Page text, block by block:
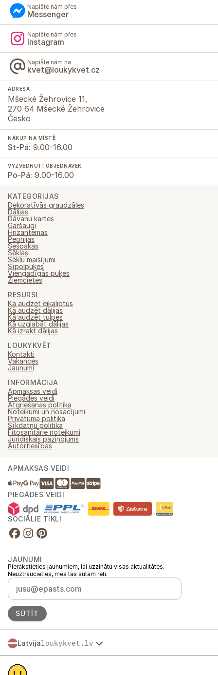
Napište nám přes
Messenger
Napište nám přes
Instagram
Napište nám na
kvet@loukykvet.cz
ADRESA
Mšecké Žehrovice 11,
270 64 Mšecké Žehrovice
Česko
NÁKUP NA MÍSTĚ
St-Pá: 9.00-16.00
VYZVEDNUTÍ OBJEDNÁVEK
Po-Pá: 9.00-16.00
KATEGORIJAS
Dekoratīvās graudzāles
Dālijas
Dāvanu kartes
Garšaugi
Hrizantēmas
Peonijas
Sešpakas
Sēklas
Sēklu maisījumi
Sīpolpuķes
Viengadīgās puķes
Ziemcietes
RESURSI
Kā audzēt eikaliptus
Kā audzēt dālijas
Kā audzēt tulpes
Kā uzglabāt dālijas
Kā izrakt dālijas
LOUKYKVĚT
Kontakti
Vakances
Jaunumi
INFORMĀCIJA
Apmaksas veidi
Piegādes veidi
Atgriešanas politika
Noteikumi un nosacījumi
Privātuma politika
Sīkdatņu politika
Fitosanitārie noteikumi
Juridiskais paziņojums
Autortiesības
APMAKSAS VEIDI
PIEGĀDES VEIDI
SOCIĀLIE TĪKLI
JAUNUMI
Pierakstieties jaunumiem, lai uzzinātu visas aktualitātes.
Neuztraucieties, mēs tās sūtām reti.
SŪTĪT
Latvijaloukykvet.lv
Česko
Slovensko
Polska
Loukykvět s.r.o. ir reģistrēts Prāgas pilsētas tiesas Komercreģistrā, C